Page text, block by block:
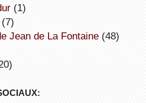
(1)
Jean de La Fontaine(48)